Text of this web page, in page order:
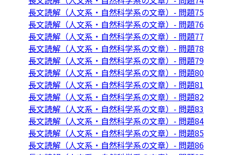
長文読解（人文系・自然科学系の文章）- 問題75
長文読解（人文系・自然科学系の文章）- 問題76
長文読解（人文系・自然科学系の文章）- 問題77
長文読解（人文系・自然科学系の文章）- 問題78
長文読解（人文系・自然科学系の文章）- 問題79
長文読解（人文系・自然科学系の文章）- 問題80
長文読解（人文系・自然科学系の文章）- 問題81
長文読解（人文系・自然科学系の文章）- 問題82
長文読解（人文系・自然科学系の文章）- 問題83
長文読解（人文系・自然科学系の文章）- 問題84
長文読解（人文系・自然科学系の文章）- 問題85
長文読解（人文系・自然科学系の文章）- 問題86